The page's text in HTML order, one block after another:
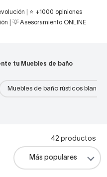
| ⭐ +1000 opiniones
| 💡 Asesoramiento ONLINE
tu Muebles de baño
Muebles de baño rústicos blancos
42 productos